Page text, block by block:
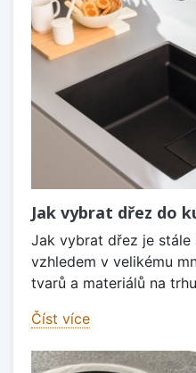
Jak vybrat dřez do
Jak vybrat dřez je stále
vzhledem v velikému
tvarů a materiálů na
Číst více